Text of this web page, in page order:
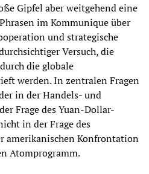
Gipfel aber weitgehend eine
im Kommunique über
und strategische
Versuch, die
die globale
werden. In zentralen Fragen
in der Handels- und
Frage des Yuan-Dollar-
in der Frage des
amerikanischen Konfrontation
Atomprogramm.